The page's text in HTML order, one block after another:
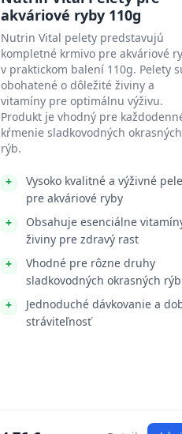
akváriové ryby 110g
Nutrin Vital pelety predstavujú
kompletné krmivo pre akváriové
v praktickom balení 110g. Pelety
obohatené o dôležité živiny a
vitamíny pre optimálnu výživu.
Produkt je vhodný pre
kŕmenie sladkovodných okrasných
rýb.
Vysoko kvalitné a výživné
pre akváriové ryby
Obsahuje esenciálne
živiny pre zdravý rast
Vhodné pre rôzne druhy
sladkovodných okrasných rýb
Jednoduché dávkovanie a
stráviteľnosť